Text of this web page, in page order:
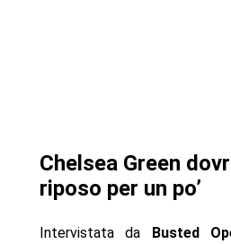
Chelsea Green
riposo per un po’
Intervistata da
Busted